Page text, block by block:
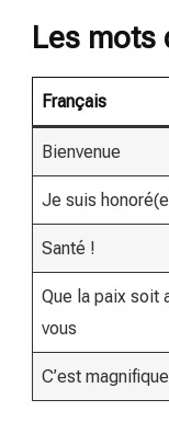
Les mots
Français
Bienvenue
Je suis
Santé !
Que la paix soit
vous
C’est magnifique